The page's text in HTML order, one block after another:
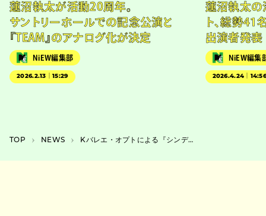
蓮沼執太が活動20周年。
サントリーホールでの記念公演と
『TEAM』のアナログ化が決定
NiEW編集部
2026.2.13｜15:29
蓮沼執太の
ト、総勢41
出演者発表
NiEW編集
2026.4.24｜
TOP NEWS Kバレエ・オプトによる『シンデレラの家』上演決定、最果タヒの詩集が原案